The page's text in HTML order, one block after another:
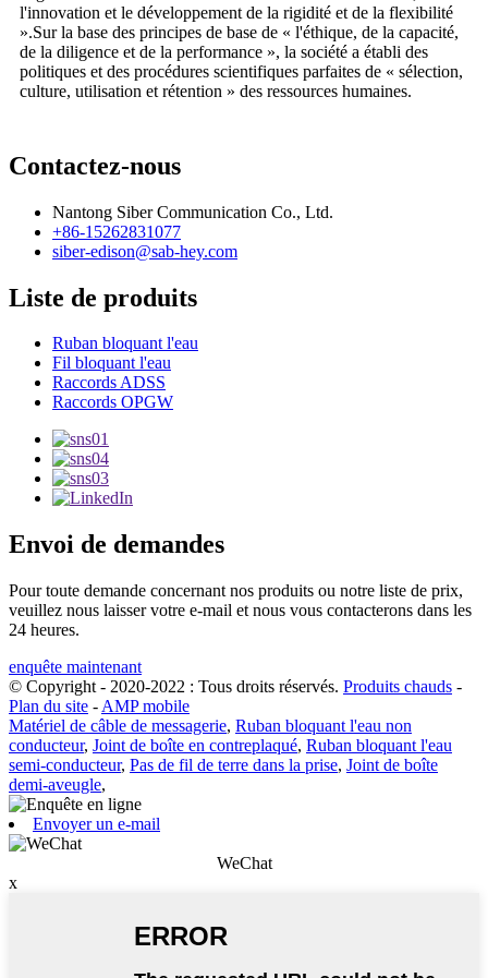
l'innovation et le développement de la rigidité et de la flexibilité
».Sur la base des principes de base de « l'éthique, de la capacité,
de la diligence et de la performance », la société a établi des
politiques et des procédures scientifiques parfaites de « sélection,
culture, utilisation et rétention » des ressources humaines.
Contactez-nous
Nantong Siber Communication Co., Ltd.
+86-15262831077
siber-edison@sab-hey.com
Liste de produits
Ruban bloquant l'eau
Fil bloquant l'eau
Raccords ADSS
Raccords OPGW
Envoi de demandes
Pour toute demande concernant nos produits ou notre liste de prix,
veuillez nous laisser votre e-mail et nous vous contacterons dans les
24 heures.
enquête maintenant
© Copyright - 2020-2022 : Tous droits réservés. Produits chauds -
Plan du site - AMP mobile
Matériel de câble de messagerie, Ruban bloquant l'eau non
conducteur, Joint de boîte en contreplaqué, Ruban bloquant l'eau
semi-conducteur, Pas de fil de terre dans la prise, Joint de boîte
demi-aveugle,
Envoyer un e-mail
WeChat
x